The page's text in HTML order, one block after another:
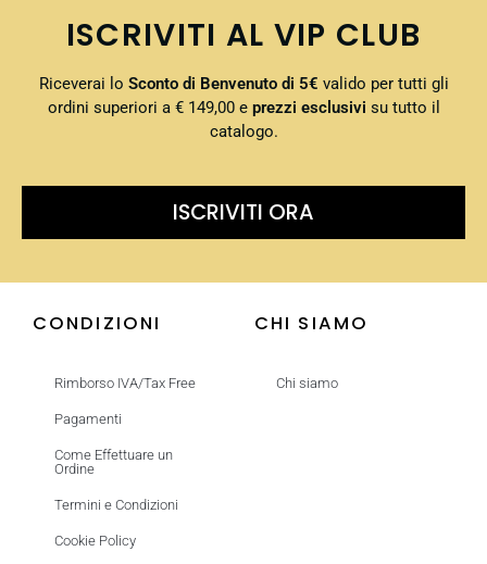
ISCRIVITI AL VIP CLUB
Riceverai lo Sconto di Benvenuto di 5€ valido per tutti gli
ordini superiori a € 149,00 e prezzi esclusivi su tutto il
catalogo.
ISCRIVITI ORA
CONDIZIONI
Rimborso IVA/Tax Free
Pagamenti
Come Effettuare un
Ordine
Termini e Condizioni
Cookie Policy
CHI SIAMO
Chi siamo